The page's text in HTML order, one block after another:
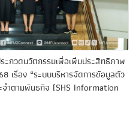
ะกวดนวัตกรรมเพื่อเพิ่มประสิทธิภาพ
เรื่อง “ระบบบริหารจัดการข้อมูลตัว
ำตามพันธกิจ (SHS Information